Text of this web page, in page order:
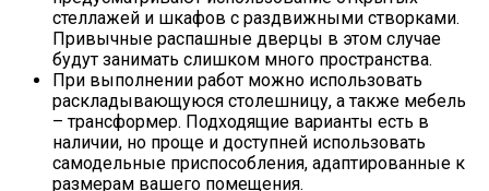
стеллажей и шкафов с раздвижными створками.
Привычные распашные дверцы в этом случае
будут занимать слишком много пространства.
При выполнении работ можно использовать
раскладывающуюся столешницу, а также мебель
– трансформер. Подходящие варианты есть в
наличии, но проще и доступней использовать
самодельные приспособления, адаптированные к
размерам вашего помещения.